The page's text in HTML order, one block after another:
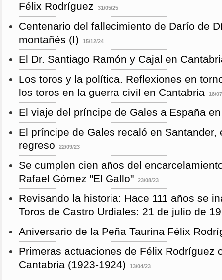
Félix Rodríguez
31/05/25
Centenario del fallecimiento de Darío de
montañés (I)
15/12/24
El Dr. Santiago Ramón y Cajal en
Los toros y la política. Reflexiones en
los toros en la guerra civil en Cantabria
18/
El viaje del príncipe de Gales a España
El príncipe de Gales recaló en Santander,
regreso
22/09/23
Se cumplen cien años del
Rafael Gómez "El Gallo"
23/08/23
Revisando la historia: Hace 111 años se
Toros de Castro Urdiales: 21 de julio de
Aniversario de la Peña Taurina Félix
Primeras actuaciones de Félix Rodríguez
Cantabria (1923-1924)
13/04/23